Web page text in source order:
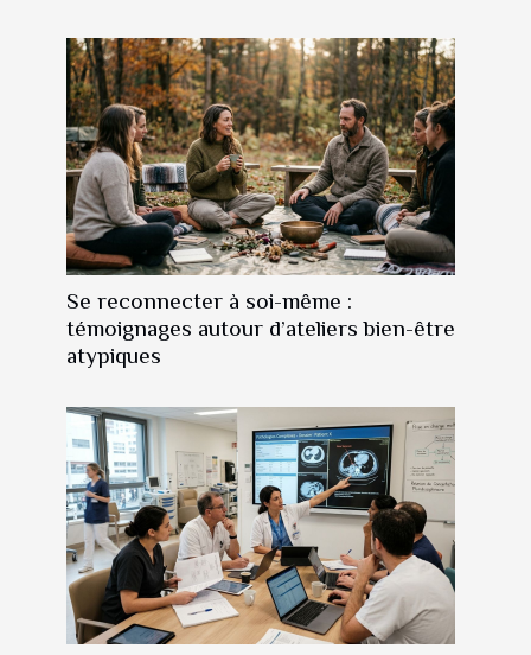
Se reconnecter à soi-même :
témoignages autour d’ateliers bien-être
atypiques